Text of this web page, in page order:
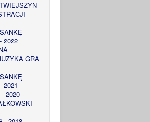
2022
GRA
2021
2020